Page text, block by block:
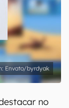
Envato/byrdyak
no